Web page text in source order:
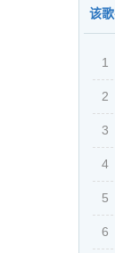
该
1
2
3
4
5
奏
6